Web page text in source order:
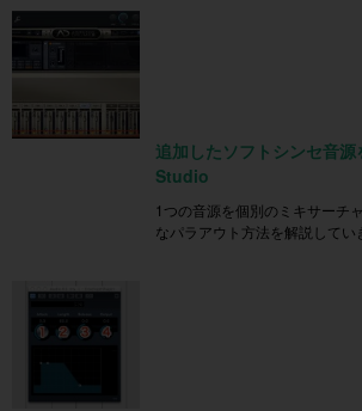
追加したソフトシンセ音
Studio
1つの音源を個別のミキサーチ
なパラアウト方法を解説してい